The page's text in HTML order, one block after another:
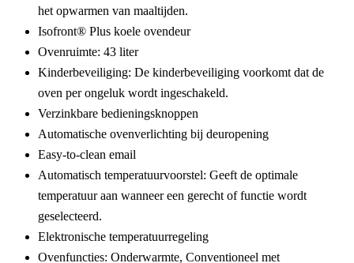
het opwarmen van maaltijden.
Isofront® Plus koele ovendeur
Ovenruimte: 43 liter
Kinderbeveiliging: De kinderbeveiliging voorkomt dat de
oven per ongeluk wordt ingeschakeld.
Verzinkbare bedieningsknoppen
Automatische ovenverlichting bij deuropening
Easy-to-clean email
Automatisch temperatuurvoorstel: Geeft de optimale
temperatuur aan wanneer een gerecht of functie wordt
geselecteerd.
Elektronische temperatuurregeling
Ovenfuncties: Onderwarmte, Conventioneel met